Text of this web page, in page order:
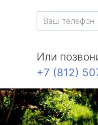
Или
+7 (812)